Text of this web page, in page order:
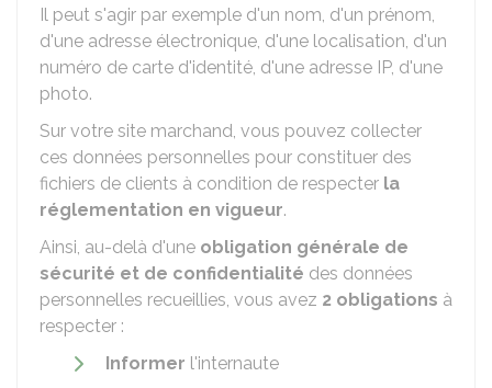
Il peut s'agir par exemple d'un nom, d'un prénom,
d'une adresse électronique, d'une localisation, d'un
numéro de carte d'identité, d'une adresse IP, d'une
photo.
Sur votre site marchand, vous pouvez collecter
ces données personnelles pour constituer des
fichiers de clients à condition de respecter la
réglementation en vigueur.
Ainsi, au-delà d'une obligation générale de
sécurité et de confidentialité des données
personnelles recueillies, vous avez 2 obligations à
respecter :
Informer l'internaute